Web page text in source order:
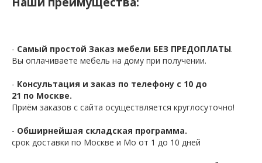
- Самый простой Заказ мебели БЕЗ ПРЕДОПЛАТЫ.
Вы оплачиваете мебель на дому при получении.
- Консультация и заказ по телефону с 10 до
21 по Москве.
Приём заказов с сайта осуществляется круглосуточно!
- Обширнейшая складская программа.
срок доставки по Москве и Мо от 1 до 10 дней